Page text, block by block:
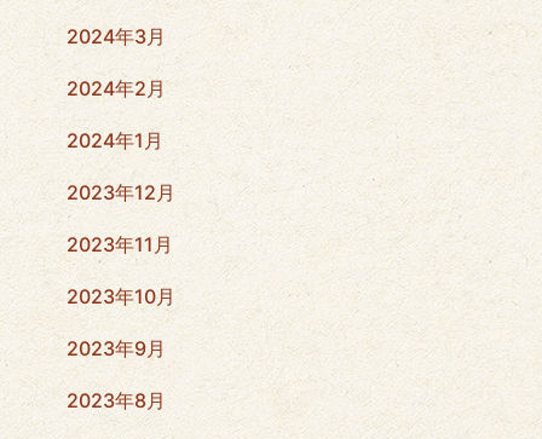
2024年3月
2024年2月
2024年1月
2023年12月
2023年11月
2023年10月
2023年9月
2023年8月